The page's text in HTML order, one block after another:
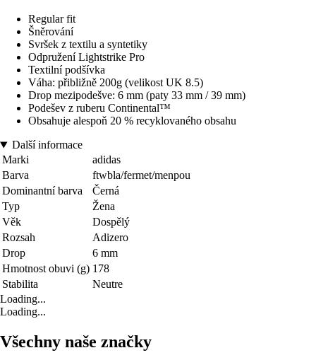
Regular fit
Šněrování
Svršek z textilu a syntetiky
Odpružení Lightstrike Pro
Textilní podšívka
Váha: přibližně 200g (velikost UK 8.5)
Drop mezipodešve: 6 mm (paty 33 mm / 39 mm)
Podešev z ruberu Continental™
Obsahuje alespoň 20 % recyklovaného obsahu
Další informace
Marki
adidas
Barva
ftwbla/fermet/menpou
Dominantní barva
Černá
Typ
Žena
Věk
Dospělý
Rozsah
Adizero
Drop
6 mm
Hmotnost obuvi (g) 178
Stabilita
Neutre
Loading...
Loading...
Všechny naše značky